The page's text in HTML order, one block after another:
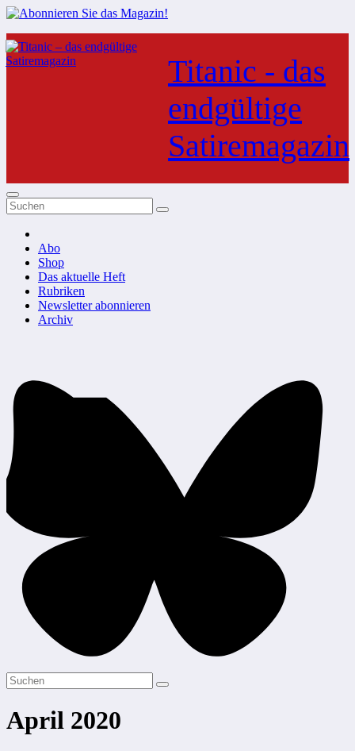
Zum
Inhalt
springen
Titanic - das
endgültige
Satiremagazin
Abo
Shop
Das aktuelle Heft
Rubriken
Newsletter abonnieren
Archiv
April 2020